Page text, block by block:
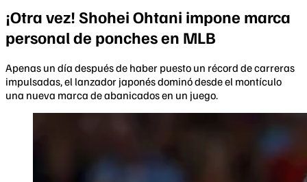
¡Otra vez! Shohei Ohtani impone marca
personal de ponches en MLB
Apenas un día después de haber puesto un récord de carreras
impulsadas, el lanzador japonés dominó desde el montículo
una nueva marca de abanicados en un juego.